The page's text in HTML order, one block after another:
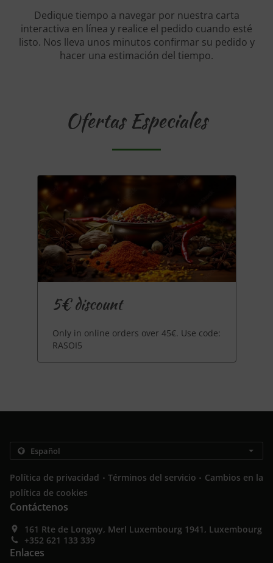
Dedique tiempo a navegar por nuestra carta
interactiva en línea y realice el pedido cuando esté
listo. Nos lleva unos minutos confirmar su pedido y
hacer una estimación del tiempo.
Ofertas Especiales
5€ discount
Only in online orders over 45€. Use code:
RASOI5
Política de privacidad . Términos del servicio . Cambios en la
política de cookies
Contáctenos
161 Rte de Longwy, Merl Luxembourg 1941, Luxembourg
+352 621 133 339
Enlaces